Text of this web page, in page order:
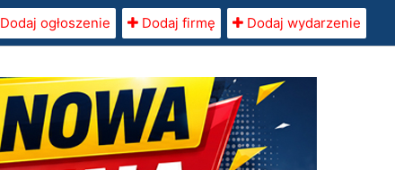
Dodaj ogłoszenie Dodaj firmę Dodaj wydarzenie